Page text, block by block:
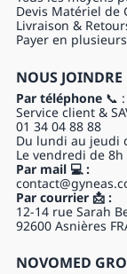
Devis Matériel de
Livraison &
Payer en
NOUS JOINDRE
Par téléphone📞 :
Service client &
01 34 04 88 88
Du lundi au jeudi
Le vendredi de 8h
Par mail 💻 :
Par courrier 📩 :
12-14 rue Sarah
92600 Asnières
NOVOMED